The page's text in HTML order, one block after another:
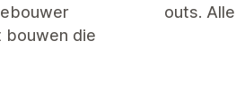
bouwen die
outs.